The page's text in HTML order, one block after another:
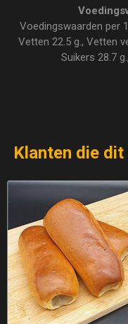
Voedingswaarden per
Vetten 22.5 g., Vetten
Suikers 28.7
Klanten die